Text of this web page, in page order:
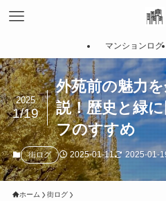
マンションログ
外苑前の魅力
説！歴史と緑
フのすすめ
2025
1/19
街ログ 2025-01-11 2025-01-
ホーム 街ログ